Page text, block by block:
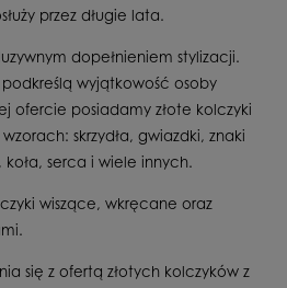
przez długie lata.
dopełnieniem stylizacji.
wyjątkowość osoby
ofercie posiadamy złote kolczyki
skrzydła, gwiazdki, znaki
serca i wiele innych.
wiszące, wkręcane oraz
się z ofertą złotych kolczyków z